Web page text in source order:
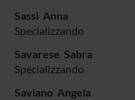
Sassi Anna
Specializzando
Savarese Sabra
Specializzando
Saviano Angela